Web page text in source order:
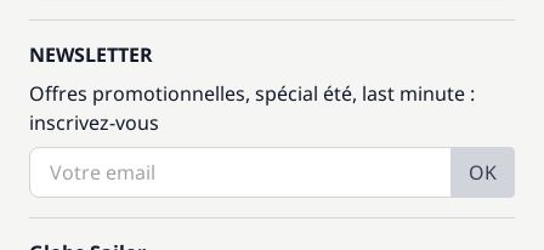
NEWSLETTER
Offres promotionnelles, spécial été, last minute :
inscrivez-vous
OK